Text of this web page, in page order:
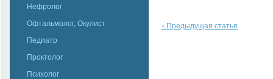
Нефролог
Офтальмолог, Окулист
Педиатр
Проктолог
Психолог
< Предыдущая статья